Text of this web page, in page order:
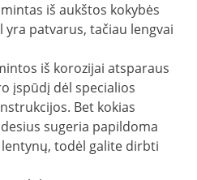
iš aukštos kokybės
patvarus, tačiau lengvai
iš korozijai atsparaus
įspūdį dėl specialios
Bet kokias
sugeria papildoma
todėl galite dirbti